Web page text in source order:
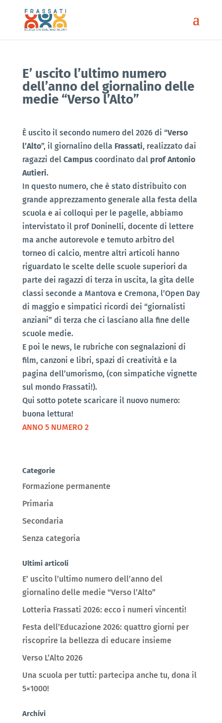
E’ uscito l’ultimo numero
dell’anno del giornalino delle
medie “Verso l’Alto”
È uscito il secondo numero del 2026 di “Verso
l’Alto”, il giornalino della Frassati, realizzato dai
ragazzi del Campus coordinato dal prof Antonio
Autieri.
In questo numero, che è stato distribuito con
grande apprezzamento generale alla festa della
scuola e ai colloqui per le pagelle, abbiamo
intervistato il prof Doninelli, docente di lettere
ma anche autorevole e temuto arbitro del
torneo di calcio, mentre altri articoli hanno
riguardato le scelte delle scuole superiori da
parte dei ragazzi di terza in uscita, la gita delle
classi seconde a Mantova e Cremona, l’Open Day
di maggio e simpatici ricordi dei “giornalisti
anziani” di terza che ci lasciano alla fine delle
scuole medie.
E poi le news, le rubriche con segnalazioni di
film, canzoni e libri, spazi di creatività e la
pagina dell’umorismo, (con simpatiche vignette
sul mondo Frassati!).
Qui sotto potete scaricare il nuovo numero:
buona lettura!
ANNO 5 NUMERO 2
Categorie
Formazione permanente
Primaria
Secondaria
Senza categoria
Ultimi articoli
E’ uscito l’ultimo numero dell’anno del
giornalino delle medie “Verso l’Alto”
Lotteria Frassati 2026: ecco i numeri vincenti!
Festa dell’Educazione 2026: quattro giorni per
riscoprire la bellezza di educare insieme
Verso L’Alto 2026
Una scuola per tutti: partecipa anche tu, dona il
5×1000!
Archivi